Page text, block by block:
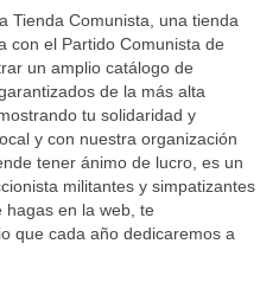
Tienda Comunista, una tienda
con el Partido Comunista de
un amplio catálogo de
de la más alta
tu solidaridad y
y con nuestra organización
tener ánimo de lucro, es un
militantes y simpatizantes
hagas en la web, te
que cada año dedicaremos a